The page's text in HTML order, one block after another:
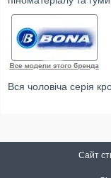
Вся чоловіча серія
Сайт